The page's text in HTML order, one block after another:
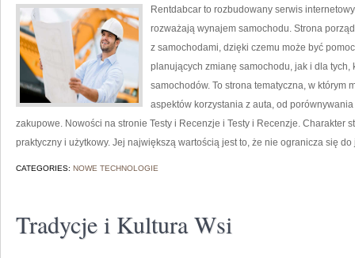
Rentdabcar to rozbudowany serwis
rozważają wynajem samochodu. Strona
z samochodami, dzięki czemu może być
planujących zmianę samochodu, jak i dla
samochodów. To strona tematyczna, w którym
aspektów korzystania z auta, od
zakupowe. Nowości na stronie Testy i Recenzje i Testy i Recenzje. Charakter
praktyczny i użytkowy. Jej największą wartością jest to, że nie ogranicza się
CATEGORIES: NOWE TECHNOLOGIE
Tradycje i Kultura Wsi